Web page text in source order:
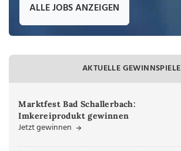
ALLE JOBS ANZEIGEN
AKTUELLE GEWINNSPIELE
Marktfest Bad Schallerbach:
Imkereiprodukt gewinnen
Jetzt gewinnen